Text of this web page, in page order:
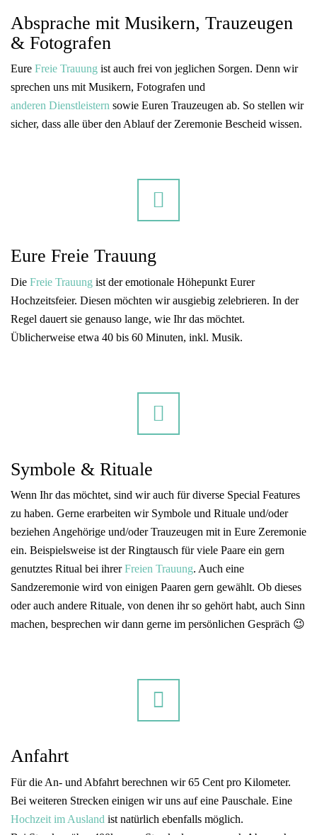
Absprache mit Musikern, Trauzeugen
& Fotografen
Eure Freie Trauung ist auch frei von jeglichen Sorgen. Denn wir
sprechen uns mit Musikern, Fotografen und
anderen Dienstleistern sowie Euren Trauzeugen ab. So stellen wir
sicher, dass alle über den Ablauf der Zeremonie Bescheid wissen.
Eure Freie Trauung
Die Freie Trauung ist der emotionale Höhepunkt Eurer
Hochzeitsfeier. Diesen möchten wir ausgiebig zelebrieren. In der
Regel dauert sie genauso lange, wie Ihr das möchtet.
Üblicherweise etwa 40 bis 60 Minuten, inkl. Musik.
Symbole & Rituale
Wenn Ihr das möchtet, sind wir auch für diverse Special Features
zu haben. Gerne erarbeiten wir Symbole und Rituale und/oder
beziehen Angehörige und/oder Trauzeugen mit in Eure Zeremonie
ein. Beispielsweise ist der Ringtausch für viele Paare ein gern
genutztes Ritual bei ihrerFreien Trauung. Auch eine
Sandzeremonie wird von einigen Paaren gern gewählt. Ob dieses
oder auch andere Rituale, von denen ihr so gehört habt, auch Sinn
machen, besprechen wir dann gerne im persönlichen Gespräch 😉
Anfahrt
Für die An- und Abfahrt berechnen wir 65 Cent pro Kilometer.
Bei weiteren Strecken einigen wir uns auf eine Pauschale. Eine
Hochzeit im Ausland ist natürlich ebenfalls möglich.